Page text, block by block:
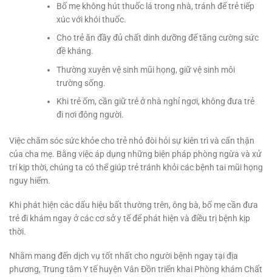
Bố mẹ không hút thuốc lá trong nhà, tránh để trẻ tiếp
xúc với khói thuốc.
Cho trẻ ăn đầy đủ chất dinh dưỡng để tăng cường sức
đề kháng.
Thường xuyên vệ sinh mũi họng, giữ vệ sinh môi
trường sống.
Khi trẻ ốm, cần giữ trẻ ở nhà nghỉ ngơi, không đưa trẻ
đi nơi đông người.
Việc chăm sóc sức khỏe cho trẻ nhỏ đòi hỏi sự kiên trì và cẩn thận
của cha mẹ. Bằng việc áp dụng những biện pháp phòng ngừa và xử
trí kịp thời, chúng ta có thể giúp trẻ tránh khỏi các bệnh tai mũi họng
nguy hiểm.
Khi phát hiện các dấu hiệu bất thường trên, ông bà, bố mẹ cần đưa
trẻ đi khám ngay ở các cơ sở y tế để phát hiện và điều trị bệnh kịp
thời.
Nhằm mang đến dịch vụ tốt nhất cho người bệnh ngay tại địa
phương, Trung tâm Y tế huyện Vân Đồn triển khai Phòng khám Chất